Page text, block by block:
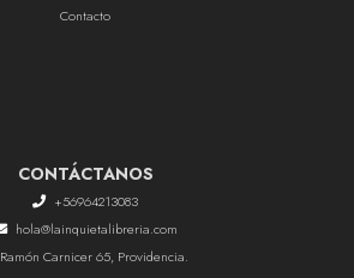
Contacto
CONTÁCTANOS
+56964213083
hola@lainquietalibreria.com
Ramón Carnicer 65, Providencia.